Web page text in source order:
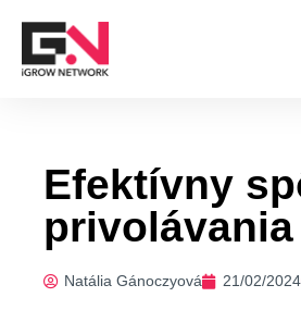
content
Efektívny
Natália Gánoczyová 21/02/2024